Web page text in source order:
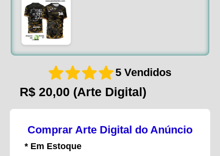
5 Vendidos
R$ 20,00 (Arte Digital)
Comprar Arte Digital do Anúncio
* Em Estoque